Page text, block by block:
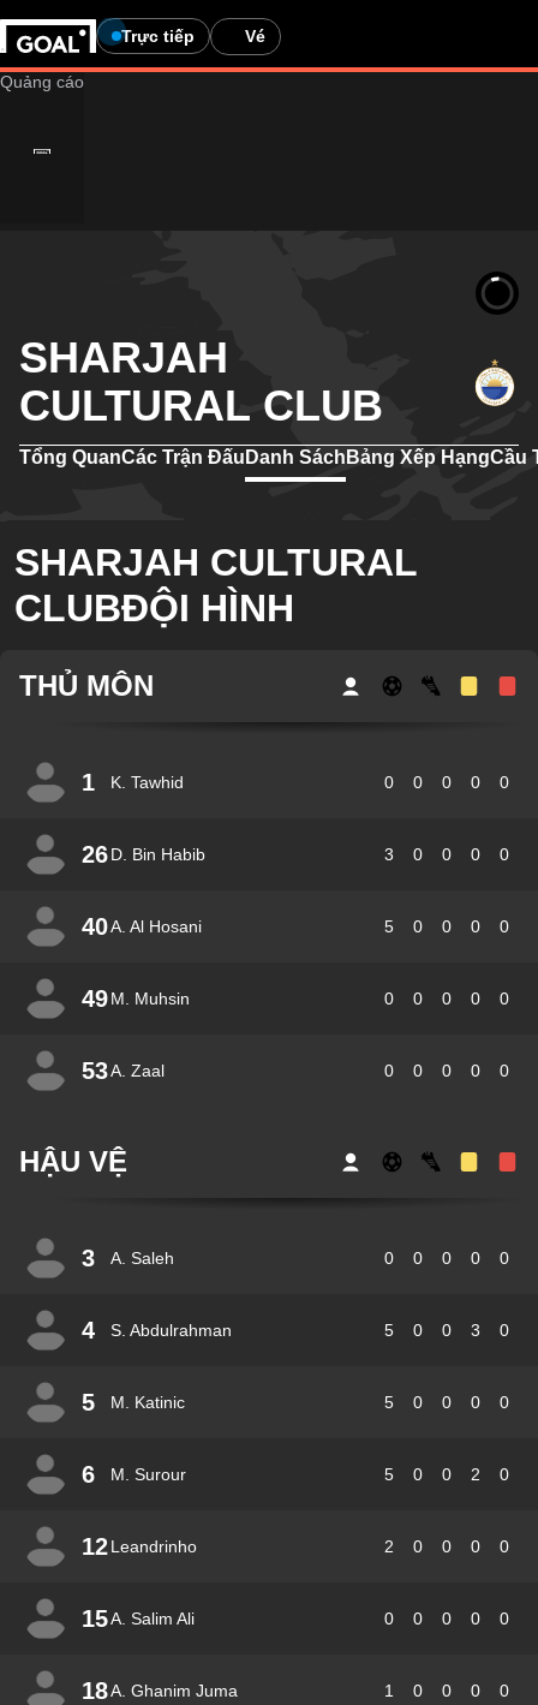
Trực tiếp Vé
SHARJAH
CULTURAL CLUB
Tổng QuanCác Trận Đấu Danh Sách Bảng Xếp HạngCầu
SHARJAH CULTURAL
CLUBĐỘI HÌNH
THỦ MÔN
1 K. Tawhid 0 0 0 0 0
26D. Bin Habib 3 0 0 0 0
40A. Al Hosani 5 0 0 0 0
49M. Muhsin 0 0 0 0 0
53A. Zaal 0 0 0 0 0
HẬU VỆ
3 A. Saleh 0 0 0 0 0
4 S. Abdulrahman 5 0 0 3 0
5 M. Katinic 5 0 0 0 0
6 M. Surour 5 0 0 2 0
12Leandrinho 2 0 0 0 0
15A. Salim Ali 0 0 0 0 0
18A. Ghanim Juma 1 0 0 0 0